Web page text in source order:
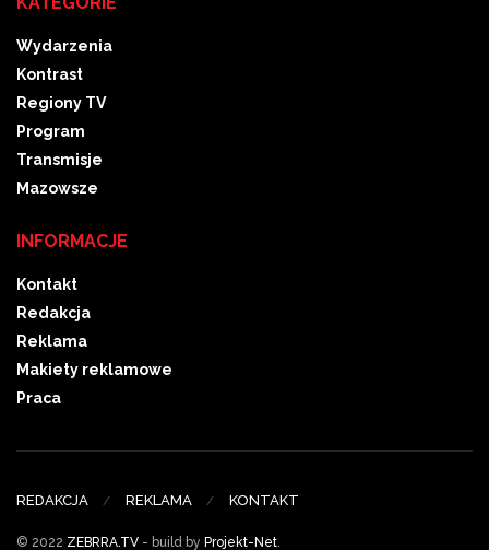
Wydarzenia
Kontrast
Regiony TV
Program
Transmisje
Mazowsze
INFORMACJE
Kontakt
Redakcja
Reklama
Makiety reklamowe
Praca
REDAKCJA REKLAMA KONTAKT
© 2022 ZEBRRA.TV - build by Projekt-Net.